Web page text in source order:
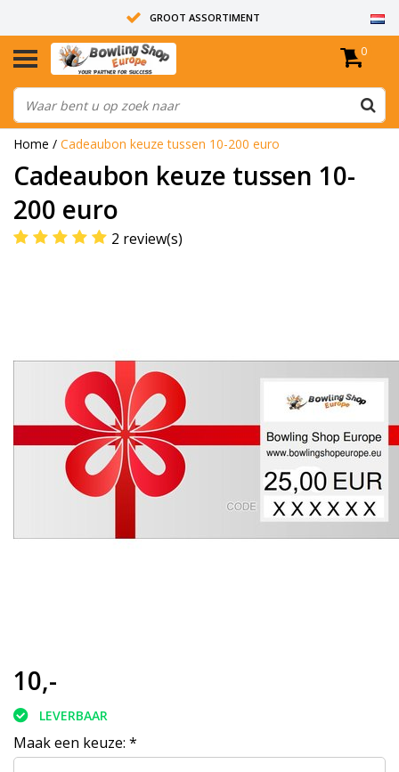
GROOT ASSORTIMENT
14 DAGEN RETOUR RECHT
ALLE BOWLINGBALLEN ZIJN ONGEBOORD
0
Home / Cadeaubon keuze tussen 10-200 euro
Cadeaubon keuze tussen 10-
200 euro
2 review(s)
10,-
LEVERBAAR
Maak een keuze: *